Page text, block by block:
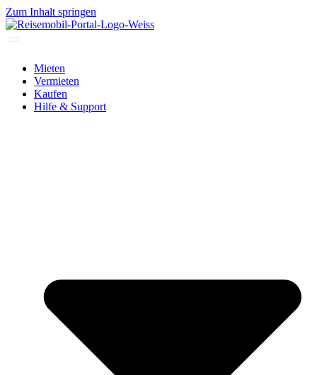
Zum Inhalt springen
Mieten
Vermieten
Kaufen
Hilfe & Support